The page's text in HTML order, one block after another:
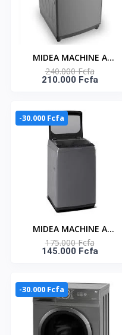
MIDEA MACHINE A
LAVER 10.5KG TOP
LOAD AUTOMATIQUE-
HEALTHGUARD -
MA200W105/G
240.000 Fcfa
210.000 Fcfa
-30.000 Fcfa
MIDEA MACHINE A
LAVER 8KG
AUTOMATIQUE - TOP
175.000 Fcfa
145.000 Fcfa
-30.000 Fcfa